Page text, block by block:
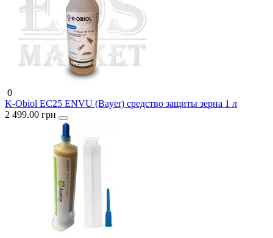
0
K-Obiol ЕС25 ENVU (Bayer) средство защиты зерна 1 л
2 499.00 грн